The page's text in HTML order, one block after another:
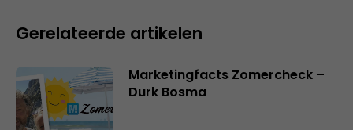
Gerelateerde artikelen
Marketingfacts Zomercheck –
Durk Bosma